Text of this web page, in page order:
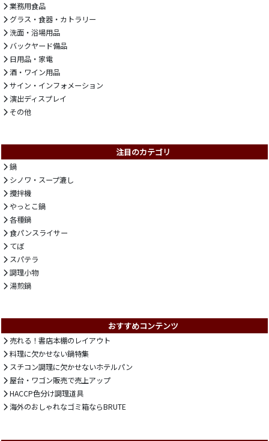
業務用食品
グラス・食器・カトラリー
洗面・浴場用品
バックヤード備品
日用品・家電
酒・ワイン用品
サイン・インフォメーション
演出ディスプレイ
その他
注目のカテゴリ
鍋
シノワ・スープ漉し
攪拌機
やっとこ鍋
各種鍋
食パンスライサー
てぼ
スパテラ
調理小物
湯煎鍋
おすすめコンテンツ
売れる！書店本棚のレイアウト
料理に欠かせない鍋特集
スチコン調理に欠かせないホテルパン
屋台・ワゴン販売で売上アップ
HACCP色分け調理道具
海外のおしゃれなゴミ箱ならBRUTE